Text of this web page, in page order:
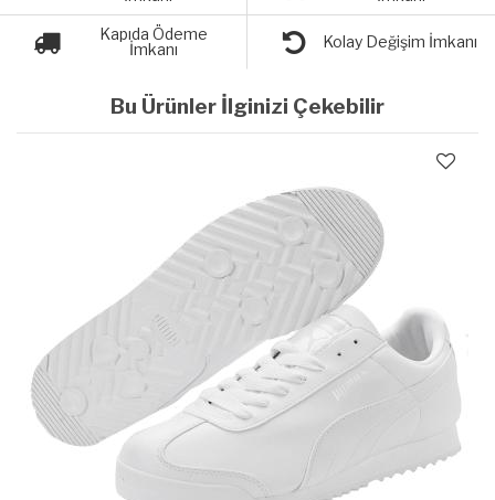
Kapıda Ödeme
İmkanı
Kolay Değişim İmkanı
Bu Ürünler İlginizi Çekebilir